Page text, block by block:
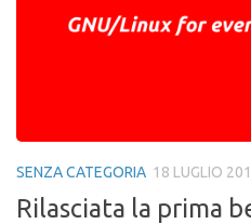
SENZA CATEGORIA 18 LUGLIO
Rilasciata la prima